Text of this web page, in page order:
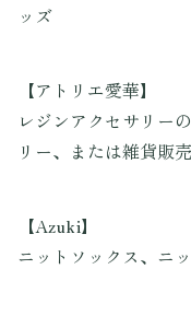
ッズ
【アトリエ愛華】
レジンアクセサリー
リー、または雑貨販売
【Azuki】
ニットソックス、ニ